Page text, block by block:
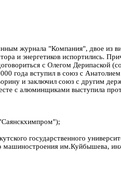
журнала "Компания", двое из
и энергетиков испортились.
с Олегом Дерипаской
года вступил в союз с
и заключил союз с другим
с алюминщиками выступила
государственного
машиностроения им.Куйбышева,